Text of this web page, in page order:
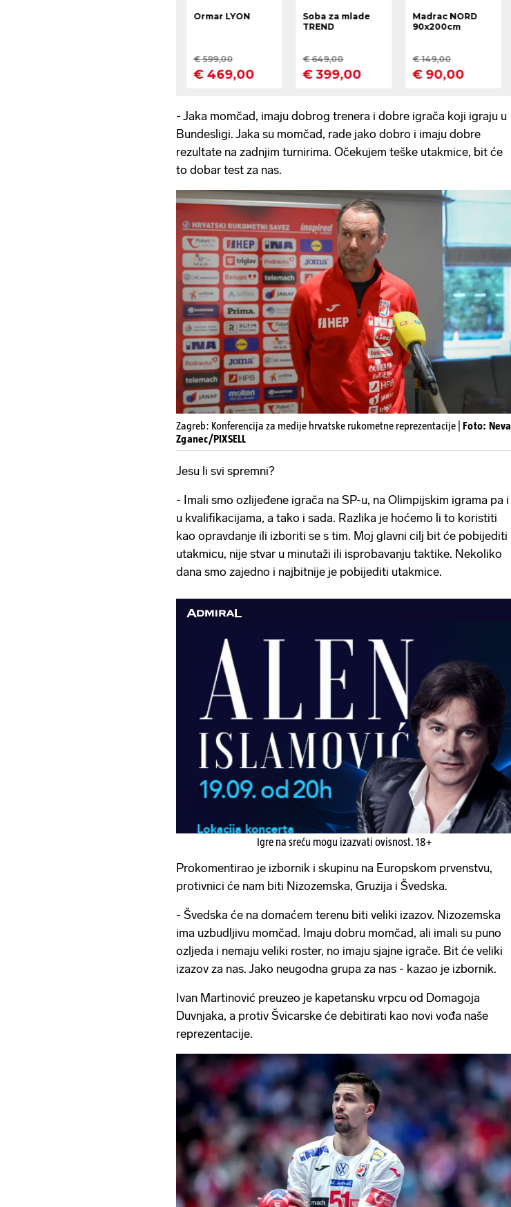
- Jaka momčad, imaju dobrog trenera i dobre igrača koji igraju u
Bundesligi. Jaka su momčad, rade jako dobro i imaju dobre
rezultate na zadnjim turnirima. Očekujem teške utakmice, bit će
to dobar test za nas.
Zagreb: Konferencija za medije hrvatske rukometne reprezentacije | Foto: Neva
Zganec/PIXSELL
Jesu li svi spremni?
- Imali smo ozlijeđene igrača na SP-u, na Olimpijskim igrama pa i
u kvalifikacijama, a tako i sada. Razlika je hoćemo li to koristiti
kao opravdanje ili izboriti se s tim. Moj glavni cilj bit će pobijediti
utakmicu, nije stvar u minutaži ili isprobavanju taktike. Nekoliko
dana smo zajedno i najbitnije je pobijediti utakmice.
Igre na sreću mogu izazvati ovisnost. 18+
Prokomentirao je izbornik i skupinu na Europskom prvenstvu,
protivnici će nam biti Nizozemska, Gruzija i Švedska.
- Švedska će na domaćem terenu biti veliki izazov. Nizozemska
ima uzbudljivu momčad. Imaju dobru momčad, ali imali su puno
ozljeda i nemaju veliki roster, no imaju sjajne igrače. Bit će veliki
izazov za nas. Jako neugodna grupa za nas - kazao je izbornik.
Ivan Martinović preuzeo je kapetansku vrpcu od Domagoja
Duvnjaka, a protiv Švicarske će debitirati kao novi vođa naše
reprezentacije.